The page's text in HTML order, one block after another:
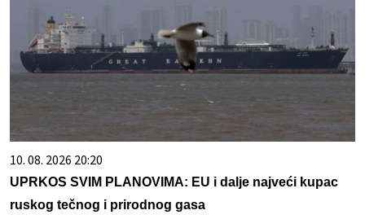
10. 08. 2026 20:20
UPRKOS SVIM PLANOVIMA: EU i dalje najveći kupac
ruskog tečnog i prirodnog gasa